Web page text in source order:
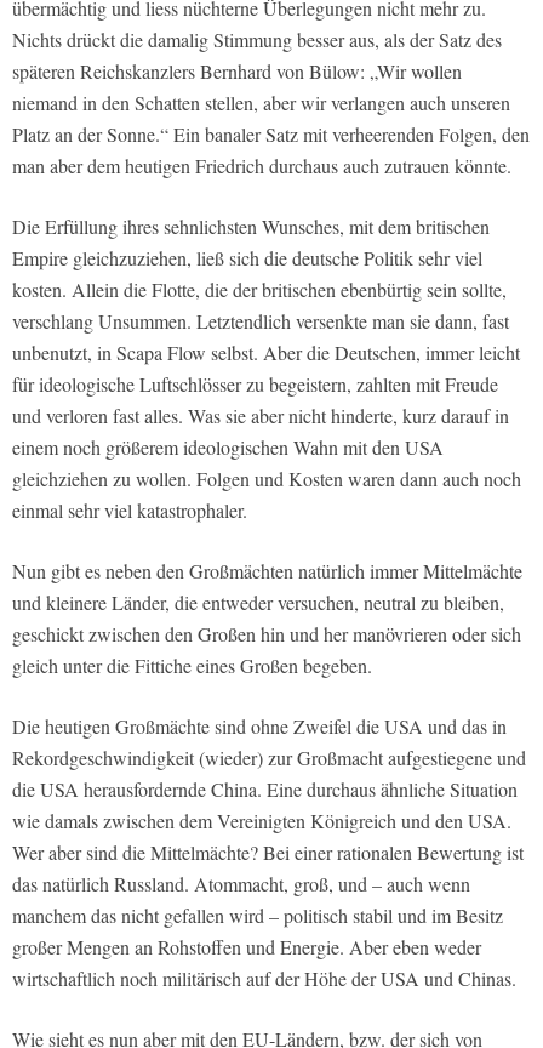
übermächtig und liess nüchterne Überlegungen nicht mehr zu.
Nichts drückt die damalig Stimmung besser aus, als der Satz des
späteren Reichskanzlers Bernhard von Bülow: „Wir wollen
niemand in den Schatten stellen, aber wir verlangen auch unseren
Platz an der Sonne.“ Ein banaler Satz mit verheerenden Folgen, den
man aber dem heutigen Friedrich durchaus auch zutrauen könnte.
Die Erfüllung ihres sehnlichsten Wunsches, mit dem britischen
Empire gleichzuziehen, ließ sich die deutsche Politik sehr viel
kosten. Allein die Flotte, die der britischen ebenbürtig sein sollte,
verschlang Unsummen. Letztendlich versenkte man sie dann, fast
unbenutzt, in Scapa Flow selbst. Aber die Deutschen, immer leicht
für ideologische Luftschlösser zu begeistern, zahlten mit Freude
und verloren fast alles. Was sie aber nicht hinderte, kurz darauf in
einem noch größerem ideologischen Wahn mit den USA
gleichziehen zu wollen. Folgen und Kosten waren dann auch noch
einmal sehr viel katastrophaler.
Nun gibt es neben den Großmächten natürlich immer Mittelmächte
und kleinere Länder, die entweder versuchen, neutral zu bleiben,
geschickt zwischen den Großen hin und her manövrieren oder sich
gleich unter die Fittiche eines Großen begeben.
Die heutigen Großmächte sind ohne Zweifel die USA und das in
Rekordgeschwindigkeit (wieder) zur Großmacht aufgestiegene und
die USA herausfordernde China. Eine durchaus ähnliche Situation
wie damals zwischen dem Vereinigten Königreich und den USA.
Wer aber sind die Mittelmächte? Bei einer rationalen Bewertung ist
das natürlich Russland. Atommacht, groß, und – auch wenn
manchem das nicht gefallen wird – politisch stabil und im Besitz
großer Mengen an Rohstoffen und Energie. Aber eben weder
wirtschaftlich noch militärisch auf der Höhe der USA und Chinas.
Wie sieht es nun aber mit den EU-Ländern, bzw. der sich von